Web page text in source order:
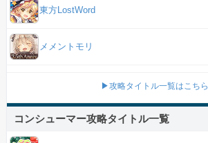
東方LostWord
メメントモリ
▶攻略タイトル一覧はこちら
コンシューマー攻略タイトル一覧